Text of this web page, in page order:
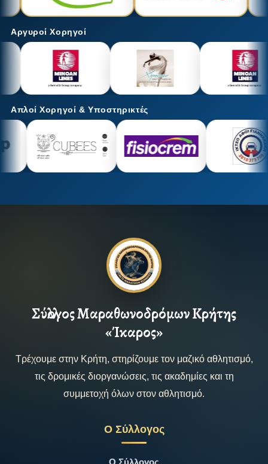
Αργυροί Χορηγοί
Απλοί Χορηγοί & Υποστηρικτές
Σύλλογος Μαραθωνοδρόμων Κρήτης
«Ίκαρος»
Τρέχουμε στην Κρήτη, στηρίζουμε τον μαζικό αθλητισμό,
τις δρομικές διοργανώσεις, τις ακαδημίες και τη
συμμετοχή όλων στον αθλητισμό.
Ο Σύλλογος
Ο Σύλλογος